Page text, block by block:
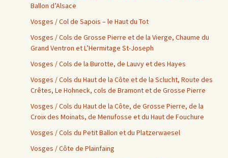
Ballon d’Alsace
Vosges / Col de Sapois – le Haut du Tot
Vosges / Cols de Grosse Pierre et de la Vierge, Chaume du
Grand Ventron et L’Hermitage St-Joseph
Vosges / Cols de la Burotte, de Lauvy et des Hayes
Vosges / Cols du Haut de la Côte et de la Sclucht, Route des
Crêtes, Le Hohneck, cols de Bramont et de Grosse Pierre
Vosges / Cols du Haut de la Côte, de Grosse Pierre, de la
Croix des Moinats, de Menufosse et du Haut de Fouchure
Vosges / Cols du Petit Ballon et du Platzerwaesel
Vosges / Côte de Plainfaing